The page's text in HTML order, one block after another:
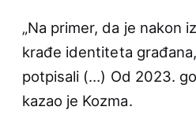
„Na primer, da je nakon
krađe identiteta
potpisali (…) Od 2023.
kazao je Kozma.